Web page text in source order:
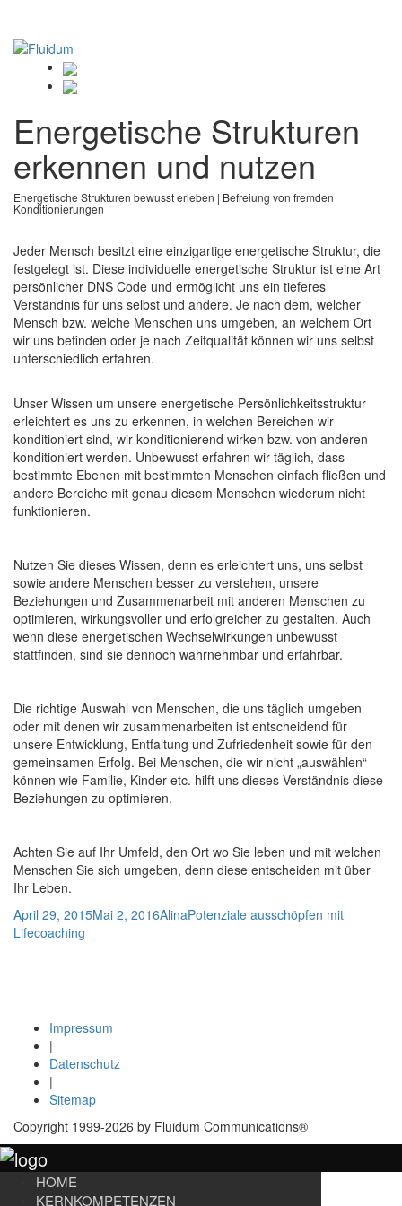
Energetische Strukturen
erkennen und nutzen
Energetische Strukturen bewusst erleben | Befreiung von fremden
Konditionierungen
Jeder Mensch besitzt eine einzigartige energetische Struktur, die
festgelegt ist. Diese individuelle energetische Struktur ist eine Art
persönlicher DNS Code und ermöglicht uns ein tieferes
Verständnis für uns selbst und andere. Je nach dem, welcher
Mensch bzw. welche Menschen uns umgeben, an welchem Ort
wir uns befinden oder je nach Zeitqualität können wir uns selbst
unterschiedlich erfahren.
Unser Wissen um unsere energetische Persönlichkeitsstruktur
erleichtert es uns zu erkennen, in welchen Bereichen wir
konditioniert sind, wir konditionierend wirken bzw. von anderen
konditioniert werden. Unbewusst erfahren wir täglich, dass
bestimmte Ebenen mit bestimmten Menschen einfach fließen und
andere Bereiche mit genau diesem Menschen wiederum nicht
funktionieren.
Nutzen Sie dieses Wissen, denn es erleichtert uns, uns selbst
sowie andere Menschen besser zu verstehen, unsere
Beziehungen und Zusammenarbeit mit anderen Menschen zu
optimieren, wirkungsvoller und erfolgreicher zu gestalten. Auch
wenn diese energetischen Wechselwirkungen unbewusst
stattfinden, sind sie dennoch wahrnehmbar und erfahrbar.
Die richtige Auswahl von Menschen, die uns täglich umgeben
oder mit denen wir zusammenarbeiten ist entscheidend für
unsere Entwicklung, Entfaltung und Zufriedenheit sowie für den
gemeinsamen Erfolg. Bei Menschen, die wir nicht „auswählen“
können wie Familie, Kinder etc. hilft uns dieses Verständnis diese
Beziehungen zu optimieren.
Achten Sie auf Ihr Umfeld, den Ort wo Sie leben und mit welchen
Menschen Sie sich umgeben, denn diese entscheiden mit über
Ihr Leben.
Veröffentlicht
am
April 29, 2015Mai 2, 2016Autor
AlinaKategorien
Potenziale ausschöpfen mit
Lifecoaching
Beitrag:
Impressum
|
Datenschutz
|
Sitemap
Copyright 1999-2026 by Fluidum Communications®
HOME
KERNKOMPETENZEN